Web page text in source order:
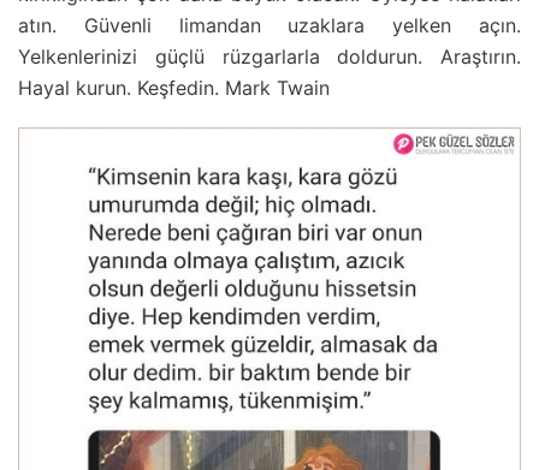
atın. Güvenli limandan uzaklara yelken açın.
Yelkenlerinizi güçlü rüzgarlarla doldurun. Araştırın.
Hayal kurun. Keşfedin. Mark Twain